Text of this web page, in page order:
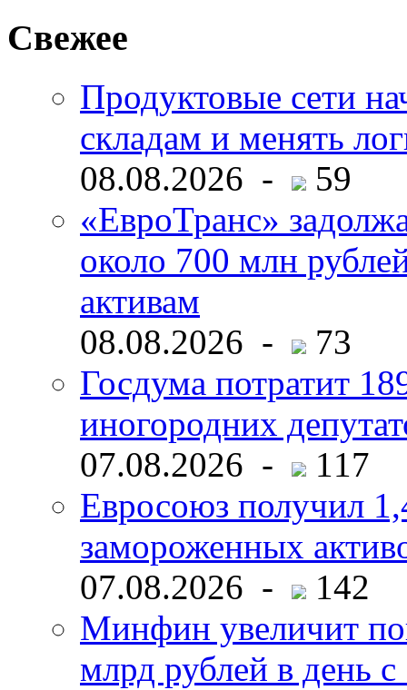
Свежее
Продуктовые сети
складам и менять
08.08.2026 -
59
«ЕвроТранс»
около 700 млн
активам
08.08.2026 -
73
Госдума потратит
иногородних
07.08.2026 -
117
Евросоюз получил
замороженных
07.08.2026 -
142
Минфин увеличит
млрд рублей в день с